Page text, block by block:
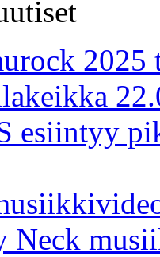
2025
esiintyy
Neck